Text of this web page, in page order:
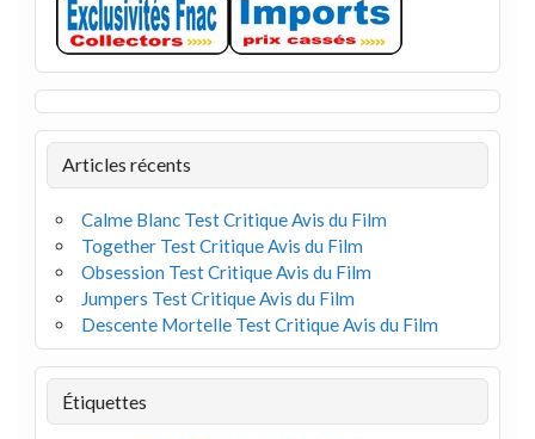
Articles récents
Calme Blanc Test Critique Avis du Film
Together Test Critique Avis du Film
Obsession Test Critique Avis du Film
Jumpers Test Critique Avis du Film
Descente Mortelle Test Critique Avis du Film
Étiquettes